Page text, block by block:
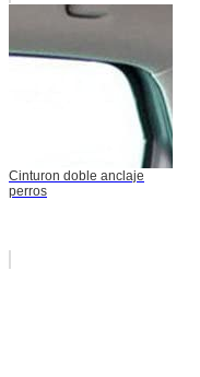
Cinturon doble anclaje
perros